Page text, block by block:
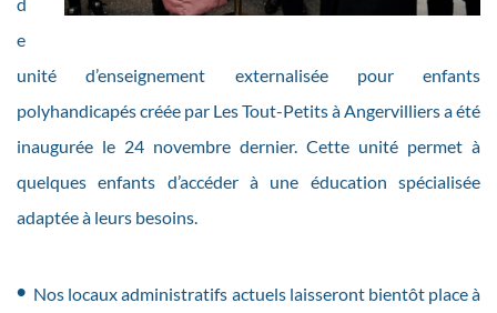
e
unité d’enseignement externalisée pour enfants
polyhandicapés créée par Les Tout-Petits à Angervilliers a été
inaugurée le 24 novembre dernier. Cette unité permet à
quelques enfants d’accéder à une éducation spécialisée
adaptée à leurs besoins.
• Nos locaux administratifs actuels laisseront bientôt place à